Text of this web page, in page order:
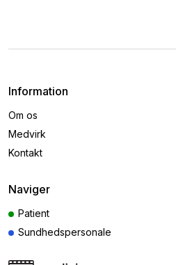
Information
Om os
Medvirk
Kontakt
Naviger
Patient
Sundhedspersonale